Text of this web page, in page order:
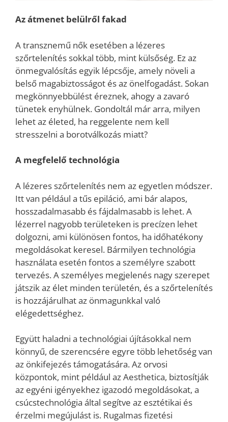
Az átmenet belülről fakad
A transznemű nők esetében a lézeres
szőrtelenítés sokkal több, mint külsőség. Ez az
önmegvalósítás egyik lépcsője, amely növeli a
belső magabiztosságot és az önelfogadást. Sokan
megkönnyebbülést éreznek, ahogy a zavaró
tünetek enyhülnek. Gondoltál már arra, milyen
lehet az életed, ha reggelente nem kell
stresszelni a borotválkozás miatt?
A megfelelő technológia
A lézeres szőrtelenítés nem az egyetlen módszer.
Itt van például a tűs epiláció, ami bár alapos,
hosszadalmasabb és fájdalmasabb is lehet. A
lézerrel nagyobb területeken is precízen lehet
dolgozni, ami különösen fontos, ha időhatékony
megoldásokat keresel. Bármilyen technológia
használata esetén fontos a személyre szabott
tervezés. A személyes megjelenés nagy szerepet
játszik az élet minden területén, és a szőrtelenítés
is hozzájárulhat az önmagunkkal való
elégedettséghez.
Együtt haladni a technológiai újításokkal nem
könnyű, de szerencsére egyre több lehetőség van
az önkifejezés támogatására. Az orvosi
központok, mint például az Aesthetica, biztosítják
az egyéni igényekhez igazodó megoldásokat, a
csúcstechnológia által segítve az esztétikai és
érzelmi megújulást is. Rugalmas fizetési